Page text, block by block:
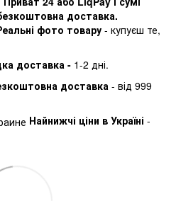
доставка.
фото товару- купуєш те,
доставка - 1-2 дні.
доставка - від 999
Найнижчі ціни в Україні -